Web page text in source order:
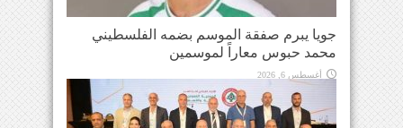
جويا يبرم صفقة الموسم بضمه الفلسطيني
محمد حبوس معاراً لموسمين
أغسطس 6, 2026